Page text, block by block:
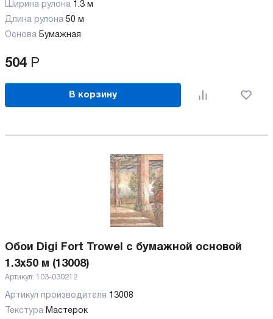
Ширина рулона 1.3 м
Длина рулона 50 м
Основа Бумажная
504 Р
В корзину
Обои Digi Fort Trowel с бумажной основой
1.3x50 м (13008)
Артикул: 103-030212
Артикул производителя 13008
Текстура Мастерок